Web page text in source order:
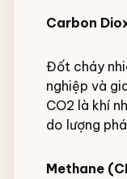
Carbon
Đốt cháy
nghiệp và
CO2 là khí
do lượng
Methane